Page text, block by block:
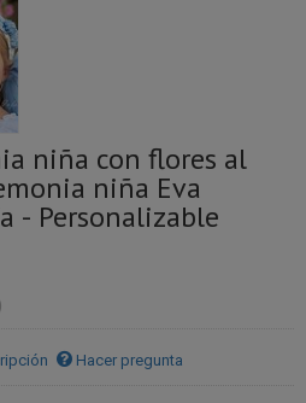
niña con flores al
niña Eva
- Personalizable
Hacer pregunta